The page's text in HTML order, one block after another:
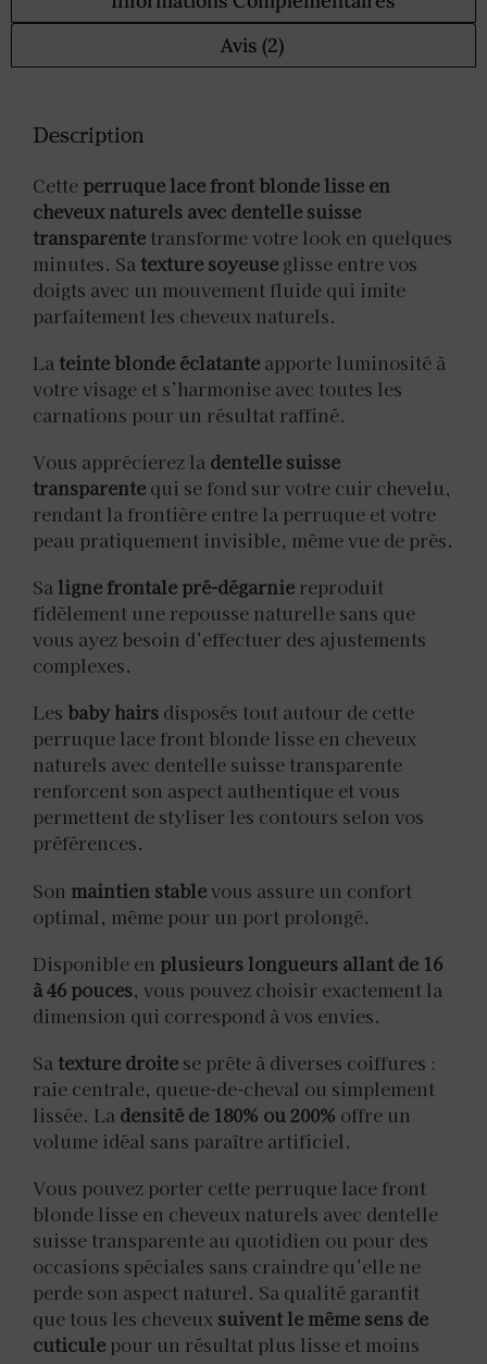
Avis (2)
Description
Cette perruque lace front blonde lisse en
cheveux naturels avec dentelle suisse
transparente transforme votre look en quelques
minutes. Sa texture soyeuse glisse entre vos
doigts avec un mouvement fluide qui imite
parfaitement les cheveux naturels.
Lateinte blonde éclatante apporte luminosité à
votre visage et s’harmonise avec toutes les
carnations pour un résultat raffiné.
Vous apprécierez la dentelle suisse
transparente qui se fond sur votre cuir chevelu,
rendant la frontière entre la perruque et votre
peau pratiquement invisible, même vue de près.
Saligne frontale pré-dégarnie reproduit
fidèlement une repousse naturelle sans que
vous ayez besoin d’effectuer des ajustements
complexes.
Les baby hairs disposés tout autour de cette
perruque lace front blonde lisse en cheveux
naturels avec dentelle suisse transparente
renforcent son aspect authentique et vous
permettent de styliser les contours selon vos
préférences.
Son maintien stablevous assure un confort
optimal, même pour un port prolongé.
Disponible en plusieurs longueurs allant de 16
à 46 pouces, vous pouvez choisir exactement la
dimension qui correspond à vos envies.
Satexture droite se prête à diverses coiffures :
raie centrale, queue-de-cheval ou simplement
lissée. La densité de 180% ou 200% offre un
volume idéal sans paraître artificiel.
Vous pouvez porter cette perruque lace front
blonde lisse en cheveux naturels avec dentelle
suisse transparente au quotidien ou pour des
occasions spéciales sans craindre qu’elle ne
perde son aspect naturel. Sa qualité garantit
que tous les cheveux suivent le même sens de
cuticule pour un résultat plus lisse et moins